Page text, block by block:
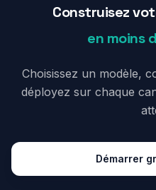
Construisez
en moins
Choisissez un modèle,
déployez sur chaque
Démarrer